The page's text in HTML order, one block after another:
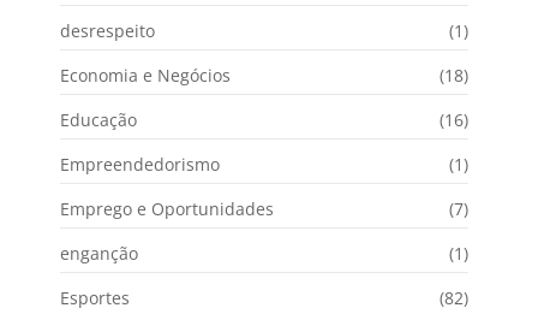
desrespeito
(1)
Economia e Negócios
(18)
Educação
(16)
Empreendedorismo
(1)
Emprego e Oportunidades
(7)
enganção
(1)
Esportes
(82)